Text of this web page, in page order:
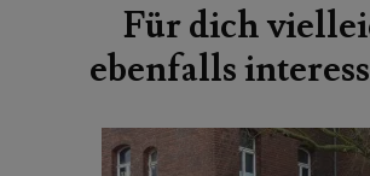
Für dich
ebenfalls